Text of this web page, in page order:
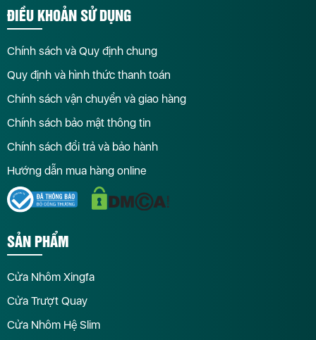
ĐIỀU KHOẢN SỬ DỤNG
Chính sách và Quy định chung
Quy định và hình thức thanh toán
Chính sách vận chuyển và giao hàng
Chính sách bảo mật thông tin
Chính sách đổi trả và bảo hành
Hướng dẫn mua hàng online
SẢN PHẨM
Cửa Nhôm Xingfa
Cửa Trượt Quay
Cửa Nhôm Hệ Slim